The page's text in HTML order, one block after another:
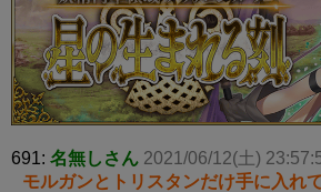
691: 名無しさん 2021/06/12(土)
モルガンとトリスタンだけ手に入れ